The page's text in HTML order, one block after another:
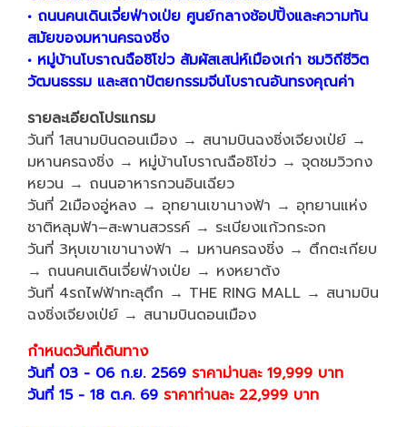
• ถนนคนเดินเจี่ยฟ่างเป่ย ศูนย์กลางช้อปปิ้งและความทัน
สมัยของมหานครฉงชิ่ง
• หมู่บ้านโบราณฉือชิโข่ว สัมผัสเสน่ห์เมืองเก่า ชมวิถีชีวิต
วัฒนธรรม และสถาปัตยกรรมจีนโบราณอันทรงคุณค่า
รายละเอียดโปรแกรม
วันที่ 1สนามบินดอนเมือง → สนามบินฉงชิ่งเจียงเป่ย์ →
มหานครฉงชิ่ง → หมู่บ้านโบราณฉือชิโข่ว → จุดชมวิวกง
หยวน → ถนนอาหารกวนอินเฉียว
วันที่ 2เมืองอู่หลง → อุทยานเขานางฟ้า → อุทยานแห่ง
ชาติหลุมฟ้า–สะพานสวรรค์ → ระเบียงแก้วกระจก
วันที่ 3หุบเขาเขานางฟ้า → มหานครฉงชิ่ง → ตึกตะเกียบ
→ ถนนคนเดินเจี่ยฟ่างเป่ย → หงหยาต้ง
วันที่ 4รถไฟฟ้าทะลุตึก → THE RING MALL → สนามบิน
ฉงชิ่งเจียงเป่ย์ → สนามบินดอนเมือง
กำหนดวันที่เดินทาง
วันที่ 03 - 06 ก.ย. 2569 ราคาม่านละ 19,999 บาท
วันที่ 15 - 18 ต.ค. 69 ราคาท่านละ 22,999 บาท